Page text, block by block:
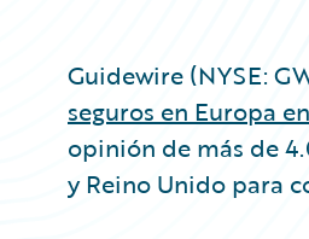
Guidewire (NYSE:
seguros en Europa
opinión de más de
y Reino Unido para